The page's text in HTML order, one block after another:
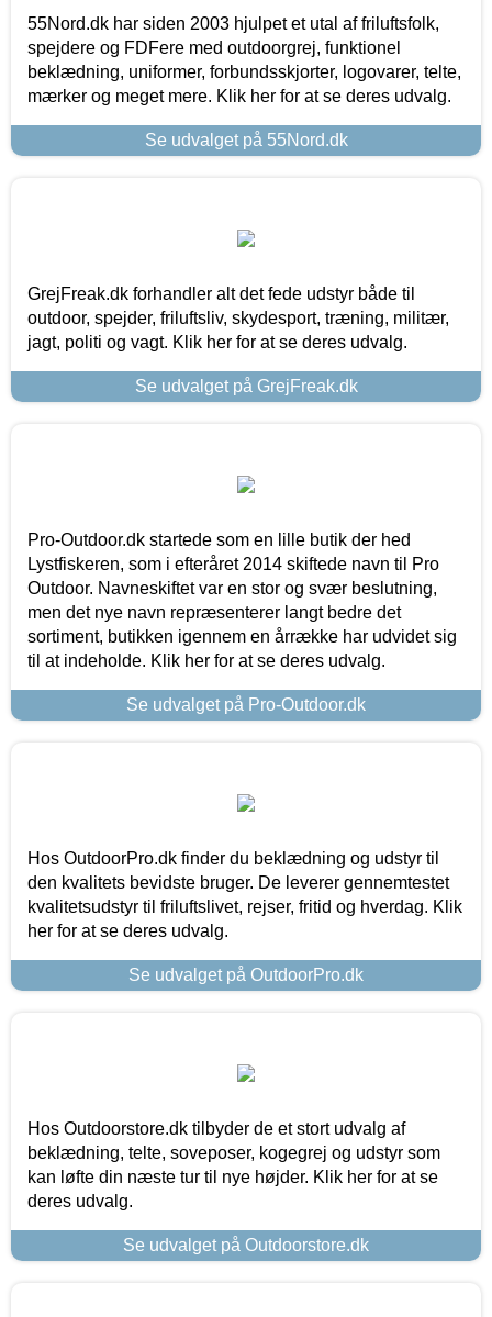
55Nord.dk har siden 2003 hjulpet et utal af friluftsfolk,
spejdere og FDFere med outdoorgrej, funktionel
beklædning, uniformer, forbundsskjorter, logovarer, telte,
mærker og meget mere. Klik her for at se deres udvalg.
Se udvalget på 55Nord.dk
GrejFreak.dk forhandler alt det fede udstyr både til
outdoor, spejder, friluftsliv, skydesport, træning, militær,
jagt, politi og vagt. Klik her for at se deres udvalg.
Se udvalget på GrejFreak.dk
Pro-Outdoor.dk startede som en lille butik der hed
Lystfiskeren, som i efteråret 2014 skiftede navn til Pro
Outdoor. Navneskiftet var en stor og svær beslutning,
men det nye navn repræsenterer langt bedre det
sortiment, butikken igennem en årrække har udvidet sig
til at indeholde. Klik her for at se deres udvalg.
Se udvalget på Pro-Outdoor.dk
Hos OutdoorPro.dk finder du beklædning og udstyr til
den kvalitets bevidste bruger. De leverer gennemtestet
kvalitetsudstyr til friluftslivet, rejser, fritid og hverdag. Klik
her for at se deres udvalg.
Se udvalget på OutdoorPro.dk
Hos Outdoorstore.dk tilbyder de et stort udvalg af
beklædning, telte, soveposer, kogegrej og udstyr som
kan løfte din næste tur til nye højder. Klik her for at se
deres udvalg.
Se udvalget på Outdoorstore.dk